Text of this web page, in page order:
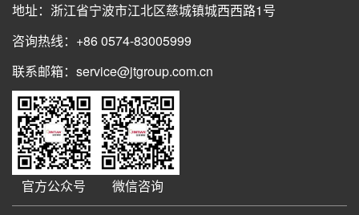
地址：浙江省宁波市江北区慈城镇城西西路1号
咨询热线：+86 0574-83005999
联系邮箱：service@jtgroup.com.cn
官方公众号 微信咨询